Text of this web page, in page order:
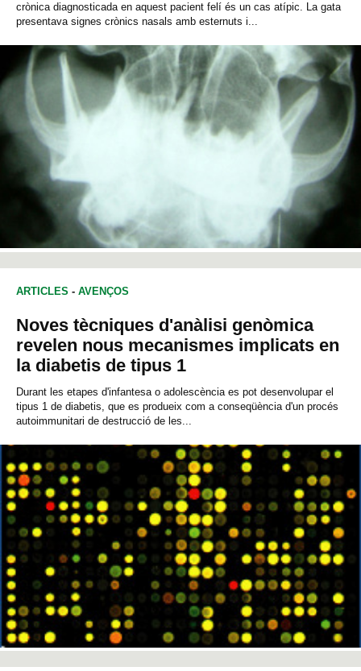
crònica diagnosticada en aquest pacient felí és un cas atípic. La gata
presentava signes crònics nasals amb esternuts i...
ARTICLES - AVENÇOS
Noves tècniques d'anàlisi genòmica
revelen nous mecanismes implicats en
la diabetis de tipus 1
Durant les etapes d'infantesa o adolescència es pot desenvolupar el
tipus 1 de diabetis, que es produeix com a conseqüència d'un procés
autoimmunitari de destrucció de les...